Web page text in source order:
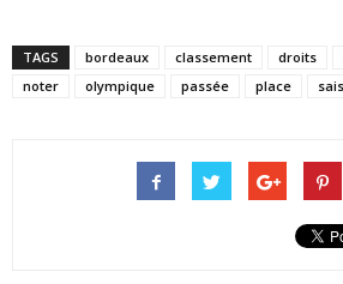
TAGS bordeaux classement droits
noter
olympique passée place